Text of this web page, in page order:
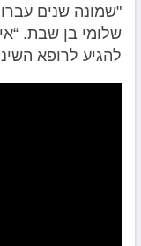
"שמונה שנים
שלומי בן שבת.
להגיע לרופא